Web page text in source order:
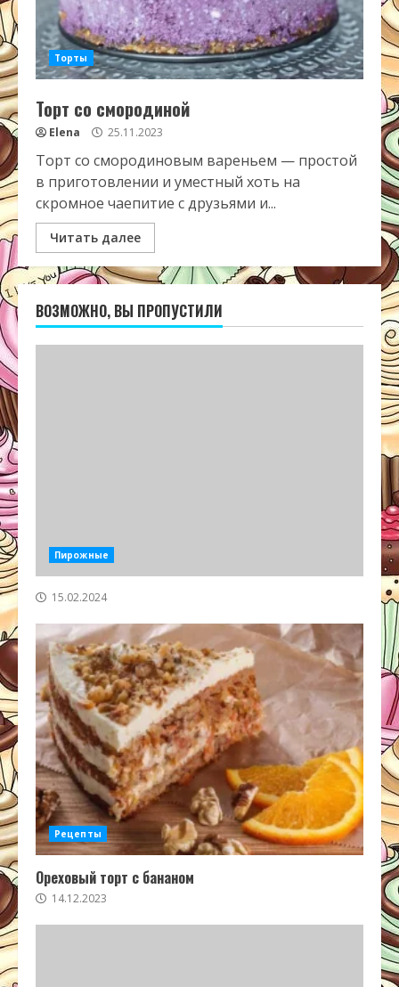
Торты
Торт со смородиной
Elena 25.11.2023
Торт со смородиновым вареньем — простой
в приготовлении и уместный хоть на
скромное чаепитие с друзьями и...
Читать далее
ВОЗМОЖНО, ВЫ ПРОПУСТИЛИ
Пирожные
15.02.2024
Рецепты
Ореховый торт с бананом
14.12.2023